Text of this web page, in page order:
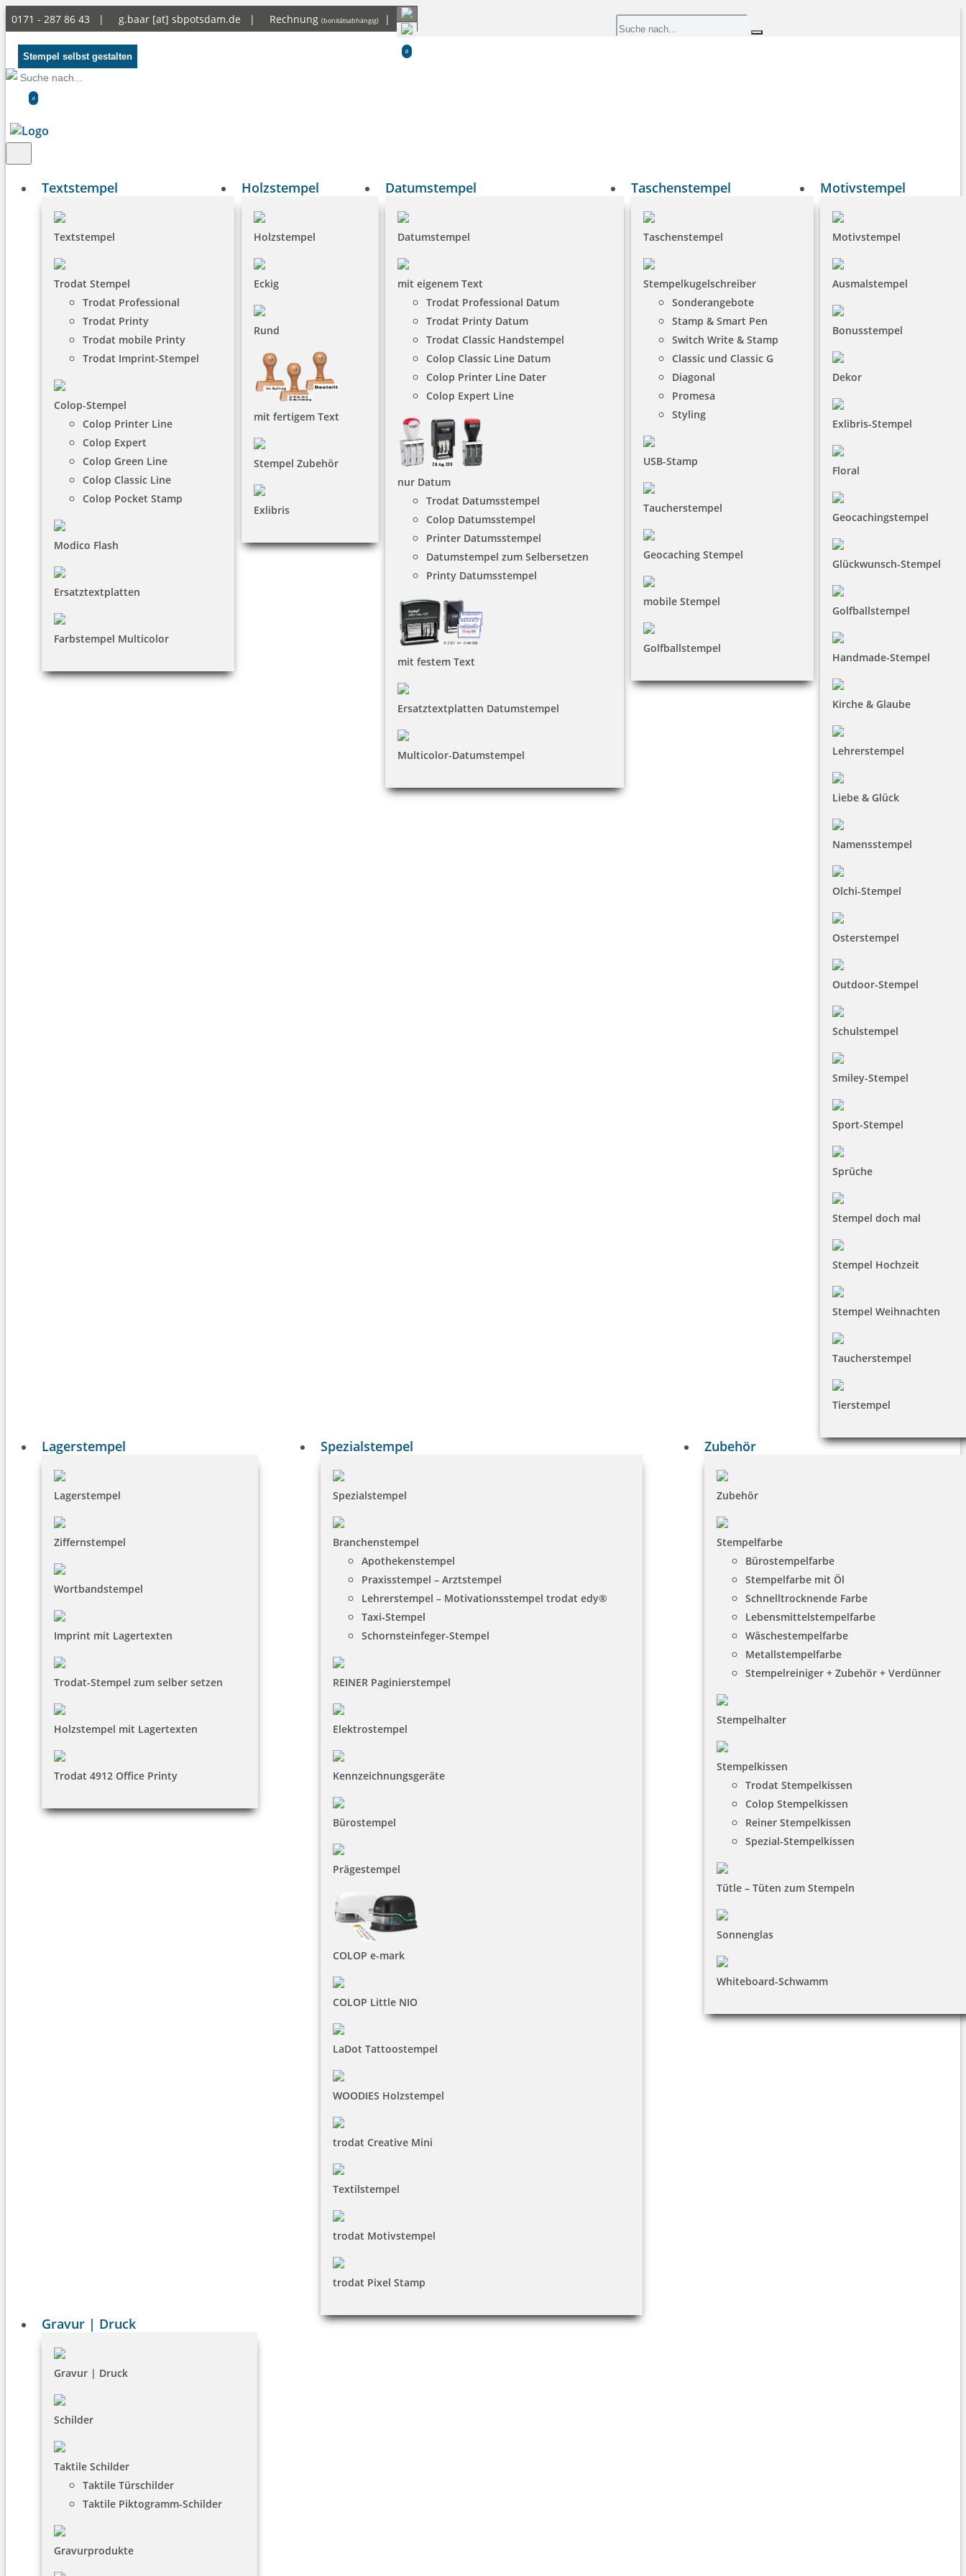
0171 - 287 86 43 | g.baar [at] sbpotsdam.de | Rechnung (bonitätsabhängig) |
0
Stempel selbst gestalten
0
Textstempel
Textstempel
Trodat Stempel
Trodat Professional
Trodat Printy
Trodat mobile Printy
Trodat Imprint-Stempel
Colop-Stempel
Colop Printer Line
Colop Expert
Colop Green Line
Colop Classic Line
Colop Pocket Stamp
Modico Flash
Ersatztextplatten
Farbstempel Multicolor
Holzstempel
Holzstempel
Eckig
Rund
mit fertigem Text
Stempel Zubehör
Exlibris
Datumstempel
Datumstempel
mit eigenem Text
Trodat Professional Datum
Trodat Printy Datum
Trodat Classic Handstempel
Colop Classic Line Datum
Colop Printer Line Dater
Colop Expert Line
nur Datum
Trodat Datumsstempel
Colop Datumsstempel
Printer Datumsstempel
Datumstempel zum Selbersetzen
Printy Datumsstempel
mit festem Text
Ersatztextplatten Datumstempel
Multicolor-Datumstempel
Taschenstempel
Taschenstempel
Stempelkugelschreiber
Sonderangebote
Stamp & Smart Pen
Switch Write & Stamp
Classic und Classic G
Diagonal
Promesa
Styling
USB-Stamp
Taucherstempel
Geocaching Stempel
mobile Stempel
Golfballstempel
Motivstempel
Motivstempel
Ausmalstempel
Bonusstempel
Dekor
Exlibris-Stempel
Floral
Geocachingstempel
Glückwunsch-Stempel
Golfballstempel
Handmade-Stempel
Kirche & Glaube
Lehrerstempel
Liebe & Glück
Namensstempel
Olchi-Stempel
Osterstempel
Outdoor-Stempel
Schulstempel
Smiley-Stempel
Sport-Stempel
Sprüche
Stempel doch mal
Stempel Hochzeit
Stempel Weihnachten
Taucherstempel
Tierstempel
Lagerstempel
Lagerstempel
Ziffernstempel
Wortbandstempel
Imprint mit Lagertexten
Trodat-Stempel zum selber setzen
Holzstempel mit Lagertexten
Trodat 4912 Office Printy
Spezialstempel
Spezialstempel
Branchenstempel
Apothekenstempel
Praxisstempel – Arztstempel
Lehrerstempel – Motivationsstempel trodat edy®
Taxi-Stempel
Schornsteinfeger-Stempel
REINER Paginierstempel
Elektrostempel
Kennzeichnungsgeräte
Bürostempel
Prägestempel
COLOP e-mark
COLOP Little NIO
LaDot Tattoostempel
WOODIES Holzstempel
trodat Creative Mini
Textilstempel
trodat Motivstempel
trodat Pixel Stamp
Zubehör
Zubehör
Stempelfarbe
Bürostempelfarbe
Stempelfarbe mit Öl
Schnelltrocknende Farbe
Lebensmittelstempelfarbe
Wäschestempelfarbe
Metallstempelfarbe
Stempelreiniger + Zubehör + Verdünner
Stempelhalter
Stempelkissen
Trodat Stempelkissen
Colop Stempelkissen
Reiner Stempelkissen
Spezial-Stempelkissen
Tütle – Tüten zum Stempeln
Sonnenglas
Whiteboard-Schwamm
Gravur | Druck
Gravur | Druck
Schilder
Taktile Schilder
Taktile Türschilder
Taktile Piktogramm-Schilder
Gravurprodukte